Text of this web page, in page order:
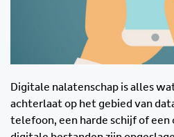
Digitale nalatenschap is alles
achterlaat op het gebied van
telefoon, een harde schijf of een